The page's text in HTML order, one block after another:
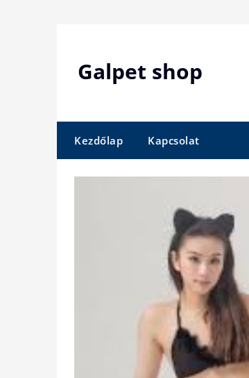
Galpet shop
Kezdőlap Kapcsolat